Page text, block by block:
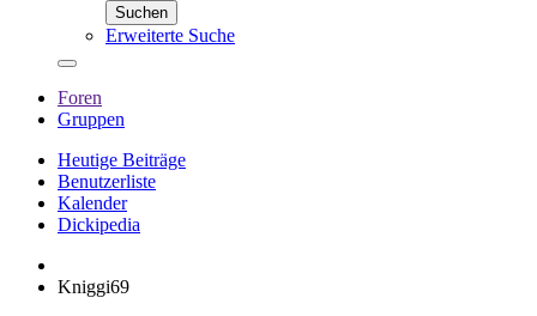
Suchen
Erweiterte Suche
Foren
Gruppen
Heutige Beiträge
Benutzerliste
Kalender
Dickipedia
Kniggi69